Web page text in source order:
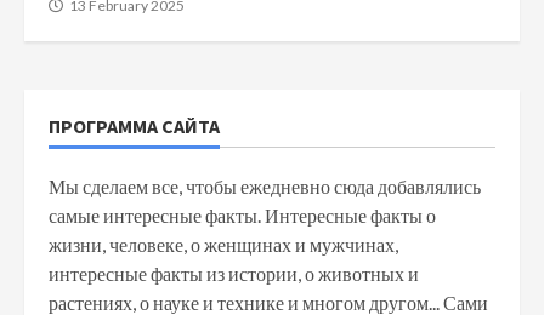
13 February 2025
ПРОГРАММА САЙТА
Мы сделаем все, чтобы ежедневно сюда добавлялись
самые интересные факты. Интересные факты о
жизни, человеке, о женщинах и мужчинах,
интересные факты из истории, о животных и
растениях, о науке и технике и многом другом... Сами